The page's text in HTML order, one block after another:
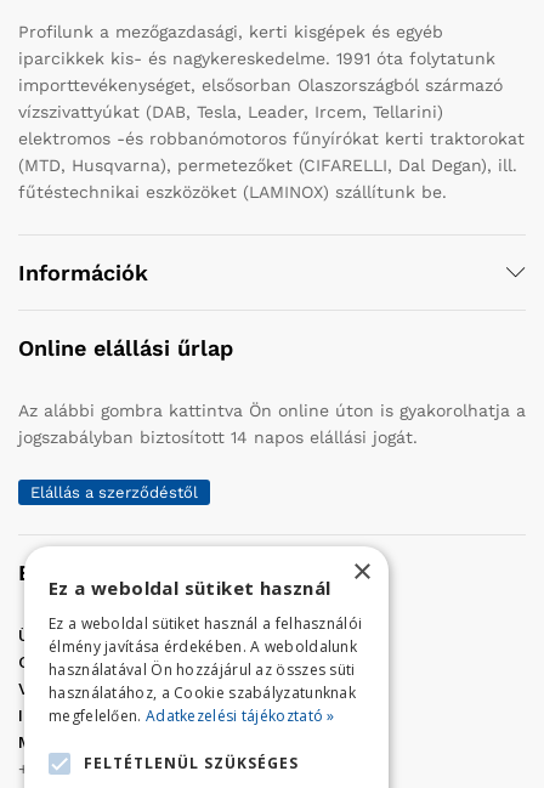
Profilunk a mezőgazdasági, kerti kisgépek és egyéb
iparcikkek kis- és nagykereskedelme. 1991 óta folytatunk
importtevékenységet, elsősorban Olaszországból származó
vízszivattyúkat (DAB, Tesla, Leader, Ircem, Tellarini)
elektromos -és robbanómotoros fűnyírókat kerti traktorokat
(MTD, Husqvarna), permetezőket (CIFARELLI, Dal Degan), ill.
fűtéstechnikai eszközöket (LAMINOX) szállítunk be.
Információk
Online elállási űrlap
Az alábbi gombra kattintva Ön online úton is gyakorolhatja a
jogszabályban biztosított 14 napos elállási jogát.
Elállás a szerződéstől
Elérhetőség
Üzletünk címe:Szolnok, Vércse út 17.
Golf Center Áruház:06 (56) 423-324
VÁR-Kert Áruház: 06 (56) 429-771
Iroda:06 (56) 421-857
Megrendelés, termék információ:
+36 (70) 938-3356
×
Ez a weboldal sütiket használ
Ez a weboldal sütiket használ a felhasználói
élmény javítása érdekében. A weboldalunk
használatával Ön hozzájárul az összes süti
használatához, a Cookie szabályzatunknak
megfelelően. Adatkezelési tájékoztató »
FELTÉTLENÜL SZÜKSÉGES